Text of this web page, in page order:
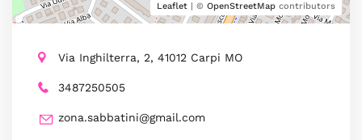
Leaflet | © OpenStreetMap contributors
Via Inghilterra, 2, 41012 Carpi MO
3487250505
zona.sabbatini@gmail.com